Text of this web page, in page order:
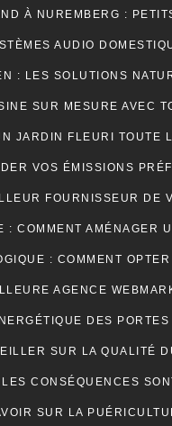
JARDIN FLEURI TOUTE